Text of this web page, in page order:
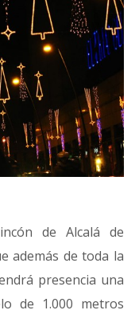
de Alcalá de
además de toda la
presencia una
de 1.000 metros